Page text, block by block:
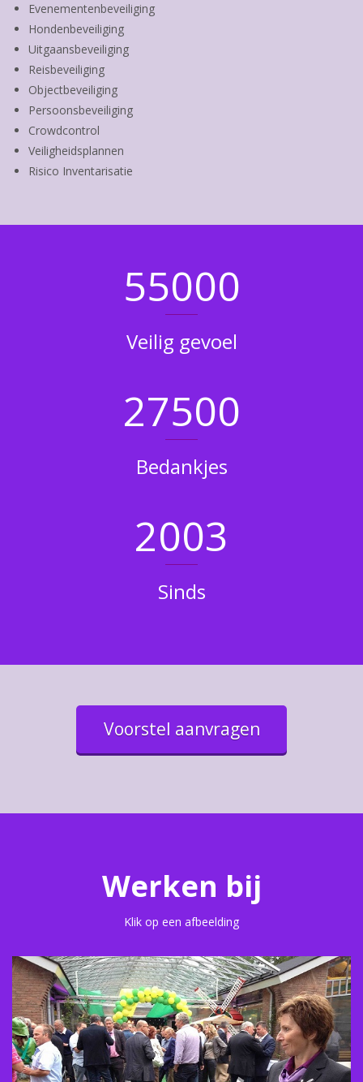
Evenementenbeveiliging
Hondenbeveiliging
Uitgaansbeveiliging
Reisbeveiliging
Objectbeveiliging
Persoonsbeveiliging
Crowdcontrol
Veiligheidsplannen
Risico Inventarisatie
18150
Veilig gevoel
9075
Bedankjes
660
Sinds
Voorstel aanvragen
Werken bij
Klik op een afbeelding